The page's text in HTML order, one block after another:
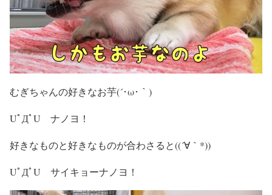
むぎちゃんの好きなお芋(´･ω･｀)
UﾟДﾟU ナノヨ！
好きなものと好きなものが合わさると((´∀｀*))
UﾟДﾟU サイキョーナノヨ！